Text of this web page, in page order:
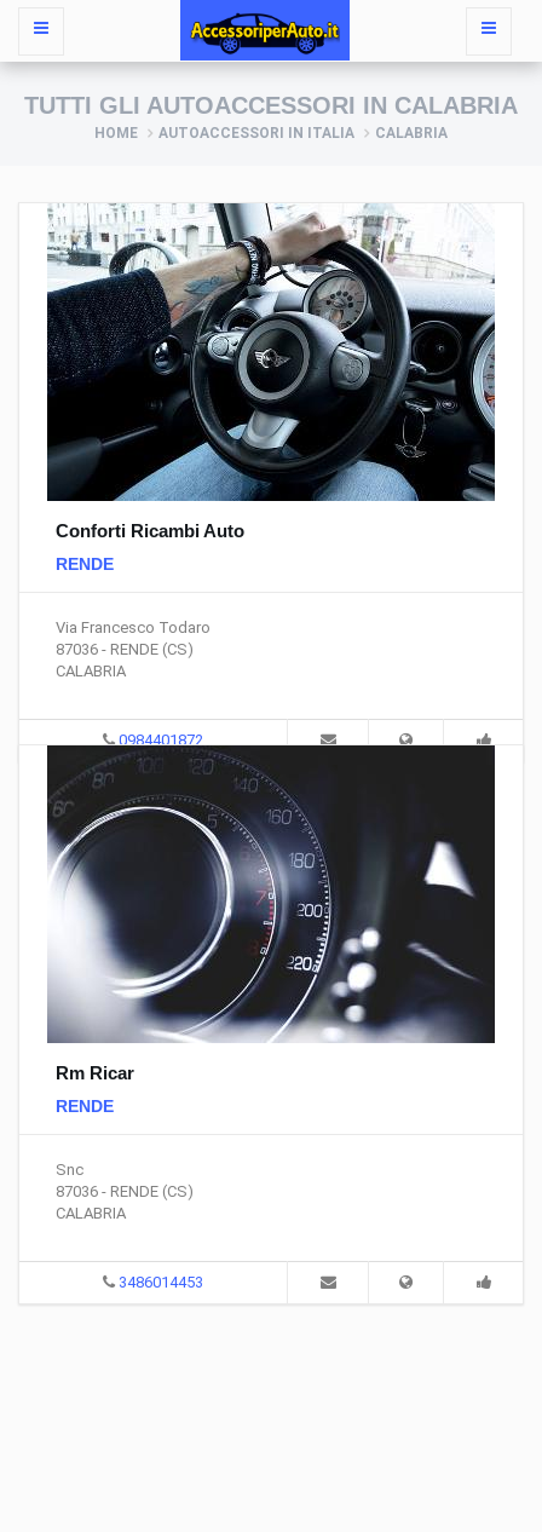
TUTTI GLI AUTOACCESSORI IN CALABRIA
HOME AUTOACCESSORI IN ITALIA CALABRIA
Conforti Ricambi Auto
RENDE
Via Francesco Todaro
87036 - RENDE (CS)
CALABRIA
0984401872
Rm Ricar
RENDE
Snc
87036 - RENDE (CS)
CALABRIA
3486014453